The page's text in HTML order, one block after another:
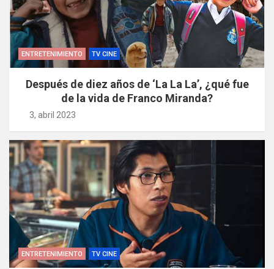
ENTRETENIMIENTO TV CINE
Después de diez años de ‘La La La’, ¿qué fue
de la vida de Franco Miranda?
3, abril 2023
ENTRETENIMIENTO TV CINE